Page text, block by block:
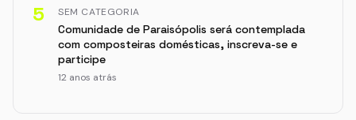
5 SEM CATEGORIA
Comunidade de Paraisópolis será contemplada
com composteiras domésticas, inscreva-se e
participe
12 anos atrás